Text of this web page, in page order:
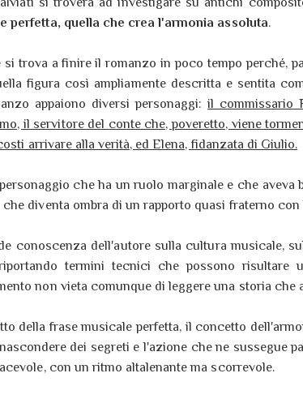
perfetta, quella che crea l'armonia assoluta.
si trova a finire il romanzo in poco tempo perché,
figura così ampliamente descritta e sentita
appaiono diversi personaggi:il commissario
il servitore del conte che, poveretto, viene
arrivare alla verità, ed Elena, fidanzata di Giulio.
che ha un ruolo marginale e che
che diventa ombra di un rapporto quasi fraterno
conoscenza dell'autore sulla cultura musicale,
termini tecnici che possono risultare
non vieta comunque di leggere una storia che
della frase musicale perfetta, il concetto
dei segreti e l'azione che ne sussegue
con un ritmo altalenante ma scorrevole.